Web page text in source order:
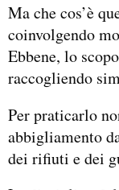
Ma che cos’è
coinvolgendo
Ebbene, lo
raccogliendo
Per praticarlo
abbigliamento
dei rifiuti e dei